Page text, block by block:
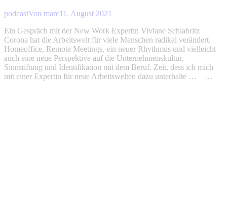
podcastVon marc11. August 2021
Ein Gespräch mit der New Work Expertin Viviane Schlabritz
Corona hat die Arbeitswelt für viele Menschen radikal verändert.
Homeoffice, Remote Meetings, ein neuer Rhythmus und vielleicht
auch eine neue Perspektive auf die Unternehmenskultur,
Sinnstiftung und Identifikation mit dem Beruf. Zeit, dass ich mich
mit einer Expertin für neue Arbeitswelten dazu unterhalte … …